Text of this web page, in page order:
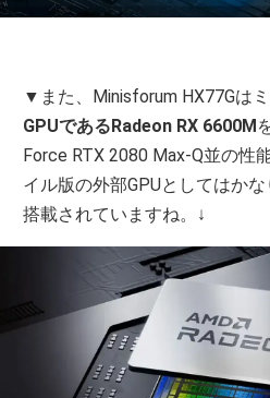
▼また、Minisforum HX77Gは
GPUであるRadeon RX 6600M
Force RTX 2080 Max-Q並の性
イル版の外部GPUとしてはか
搭載されていますね。↓